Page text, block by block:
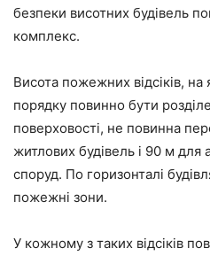
безпеки висотних будівель
комплекс.
Висота пожежних відсіків, на
порядку повинно бути
поверховості, не повинна
житлових будівель і 90 м для
споруд. По горизонталі
пожежні зони.
У кожному з таких відсіків